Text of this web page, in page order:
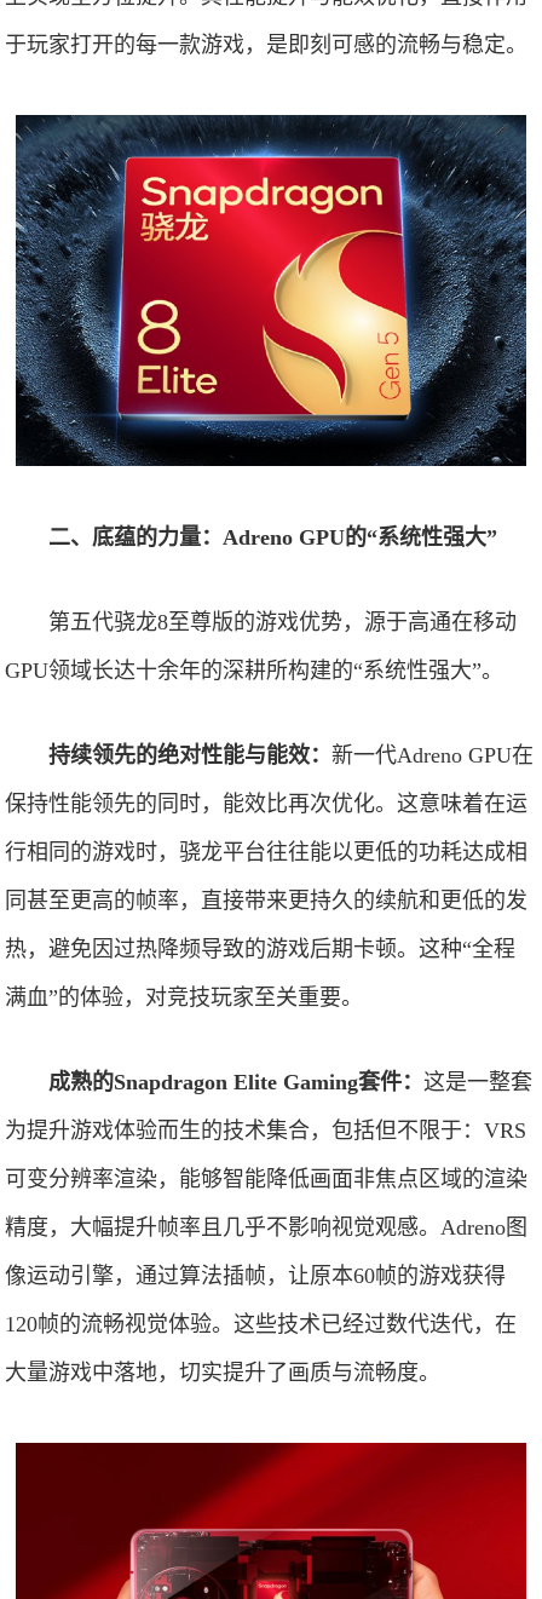
于玩家打开的每一款游戏，是即刻可感的流畅与稳定。
二、底蕴的力量：Adreno GPU的“系统性强大”
第五代骁龙8至尊版的游戏优势，源于高通在移动
GPU领域长达十余年的深耕所构建的“系统性强大”。
持续领先的绝对性能与能效：新一代Adreno GPU在
保持性能领先的同时，能效比再次优化。这意味着在运
行相同的游戏时，骁龙平台往往能以更低的功耗达成相
同甚至更高的帧率，直接带来更持久的续航和更低的发
热，避免因过热降频导致的游戏后期卡顿。这种“全程
满血”的体验，对竞技玩家至关重要。
成熟的Snapdragon Elite Gaming套件：这是一整套
为提升游戏体验而生的技术集合，包括但不限于：VRS
可变分辨率渲染，能够智能降低画面非焦点区域的渲染
精度，大幅提升帧率且几乎不影响视觉观感。Adreno图
像运动引擎，通过算法插帧，让原本60帧的游戏获得
120帧的流畅视觉体验。这些技术已经过数代迭代，在
大量游戏中落地，切实提升了画质与流畅度。